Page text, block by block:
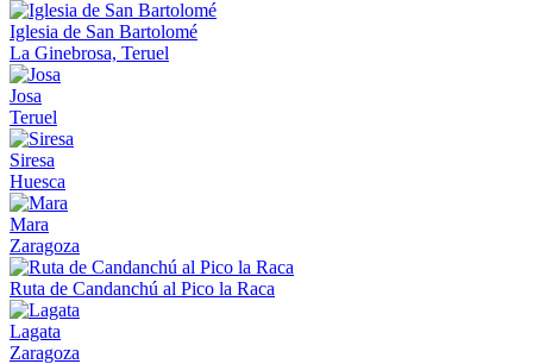
Iglesia de San Bartolomé
La Ginebrosa, Teruel
Josa
Teruel
Siresa
Huesca
Mara
Zaragoza
Ruta de Candanchú al Pico la Raca
Lagata
Zaragoza